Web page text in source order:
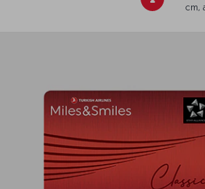
cm,